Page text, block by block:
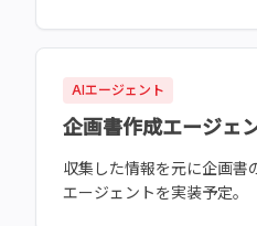
AIエージェント
企画書作成エージェ
収集した情報を元に企画書
エージェントを実装予定。